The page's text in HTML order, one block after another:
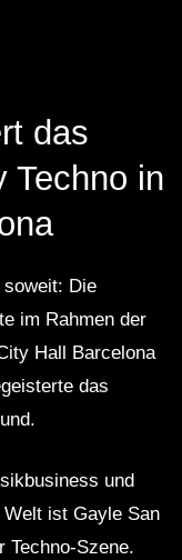
das
Techno in
Die
im Rahmen der
Hall Barcelona
das
und
ist Gayle San
Techno-Szene.